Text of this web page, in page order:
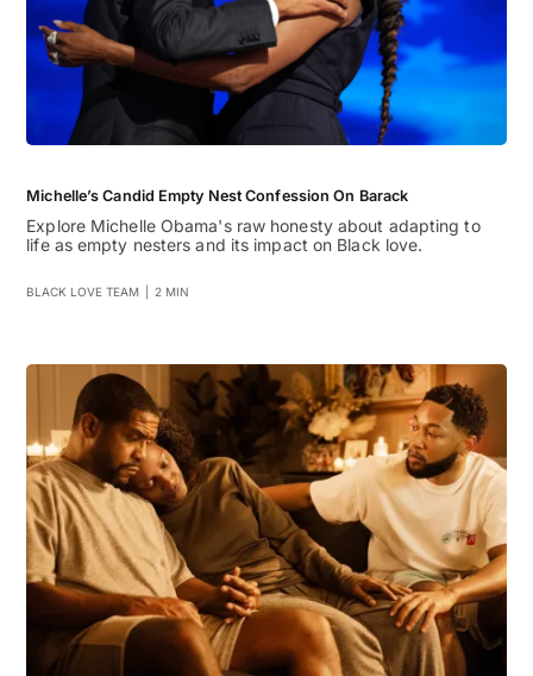
Michelle’s Candid Empty Nest Confession On Barack
Explore Michelle Obama's raw honesty about adapting to
life as empty nesters and its impact on Black love.
BLACK LOVE TEAM 2 MIN